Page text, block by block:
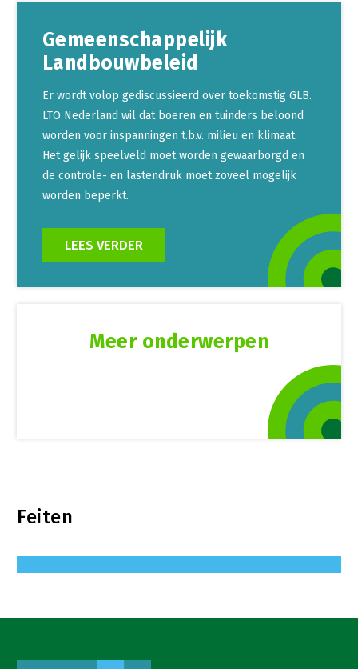
Gemeenschappelijk
Landbouwbeleid
Er wordt volop gediscussieerd over toekomstig GLB.
LTO Nederland wil dat boeren en tuinders beloond
worden voor inspanningen t.b.v. milieu en klimaat.
Het gelijk speelveld moet worden gewaarborgd en
de controle- en lastendruk moet zoveel mogelijk
worden beperkt.
LEES VERDER
Meer onderwerpen
Feiten